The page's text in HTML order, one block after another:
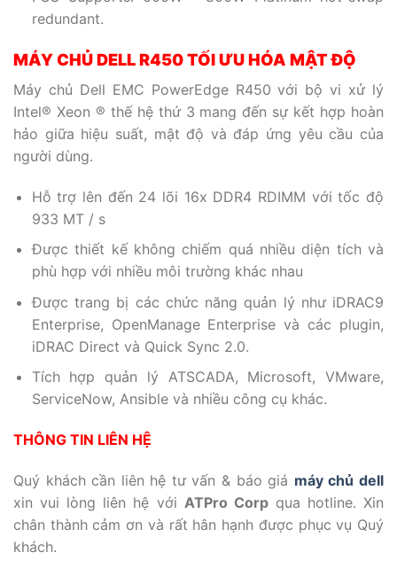
redundant.
MÁY CHỦ DELL R450 TỐI ƯUHÓA MẬT ĐỘ
Máy chủ Dell EMC PowerEdge R450 với bộ vi xử lý
Intel® Xeon ® thế hệ thứ 3 mang đến sự kết hợp hoàn
hảo giữa hiệu suất, mật độ và đáp ứng yêu cầu của
người dùng.
Hỗ trợ lên đến 24 lõi 16x DDR4 RDIMM với tốc độ
933 MT / s
Được thiết kế không chiếm quá nhiều diện tích và
phù hợp với nhiều môi trường khác nhau
Được trang bị các chức năng quản lý như iDRAC9
Enterprise, OpenManage Enterprise và các plugin,
iDRAC Direct và Quick Sync 2.0.
Tích hợp quản lý ATSCADA, Microsoft, VMware,
ServiceNow, Ansible và nhiều công cụ khác.
THÔNG TIN LIÊN HỆ
Quý khách cần liên hệ tư vấn & báo giá máy chủ dell
xin vui lòng liên hệ với ATPro Corpqua hotline. Xin
chân thành cảm ơn và rất hân hạnh được phục vụ Quý
khách.